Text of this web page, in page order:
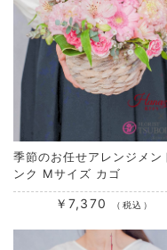
季節のお任せアレンジメン
ンク Mサイズ カゴ
￥7,370 （税込）